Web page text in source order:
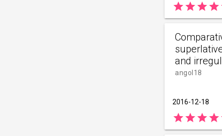
starstarstarstar
and
angol18
2016-12-18
starstarstarstar